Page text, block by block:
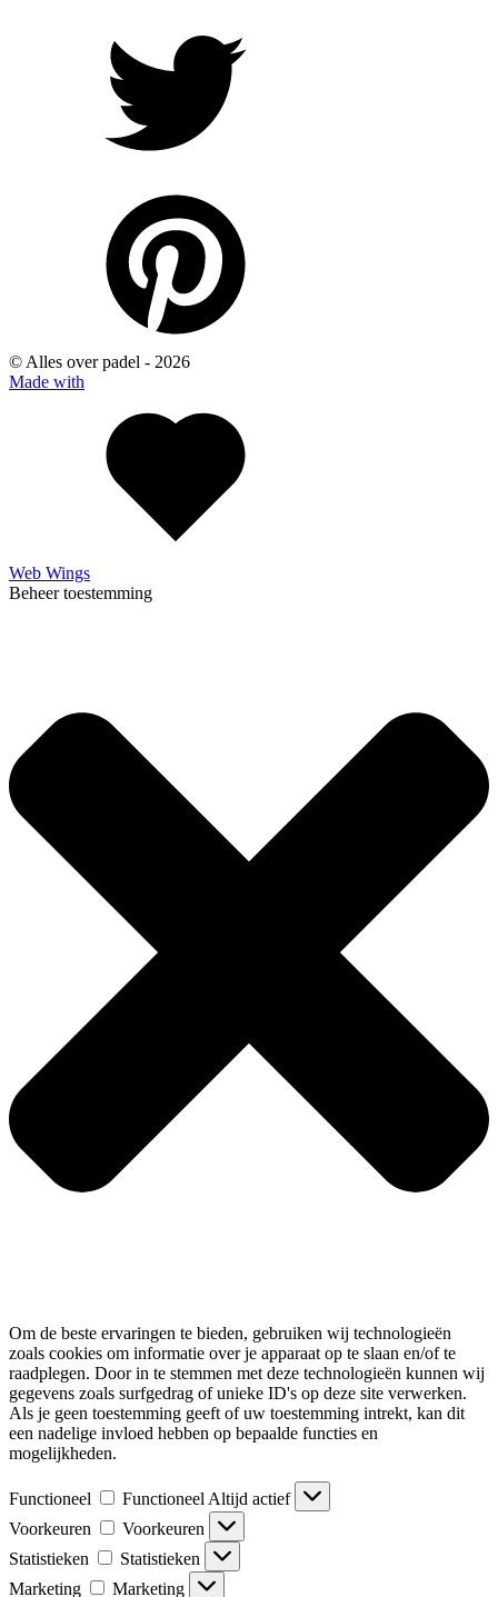
© Alles over padel - 2026
Made with
Web Wings
Beheer toestemming
Om de beste ervaringen te bieden, gebruiken wij technologieën
zoals cookies om informatie over je apparaat op te slaan en/of te
raadplegen. Door in te stemmen met deze technologieën kunnen wij
gegevens zoals surfgedrag of unieke ID's op deze site verwerken.
Als je geen toestemming geeft of uw toestemming intrekt, kan dit
een nadelige invloed hebben op bepaalde functies en
mogelijkheden.
Functioneel Functioneel Altijd actief
Voorkeuren
Voorkeuren
Statistieken
Statistieken
Marketing
Marketing